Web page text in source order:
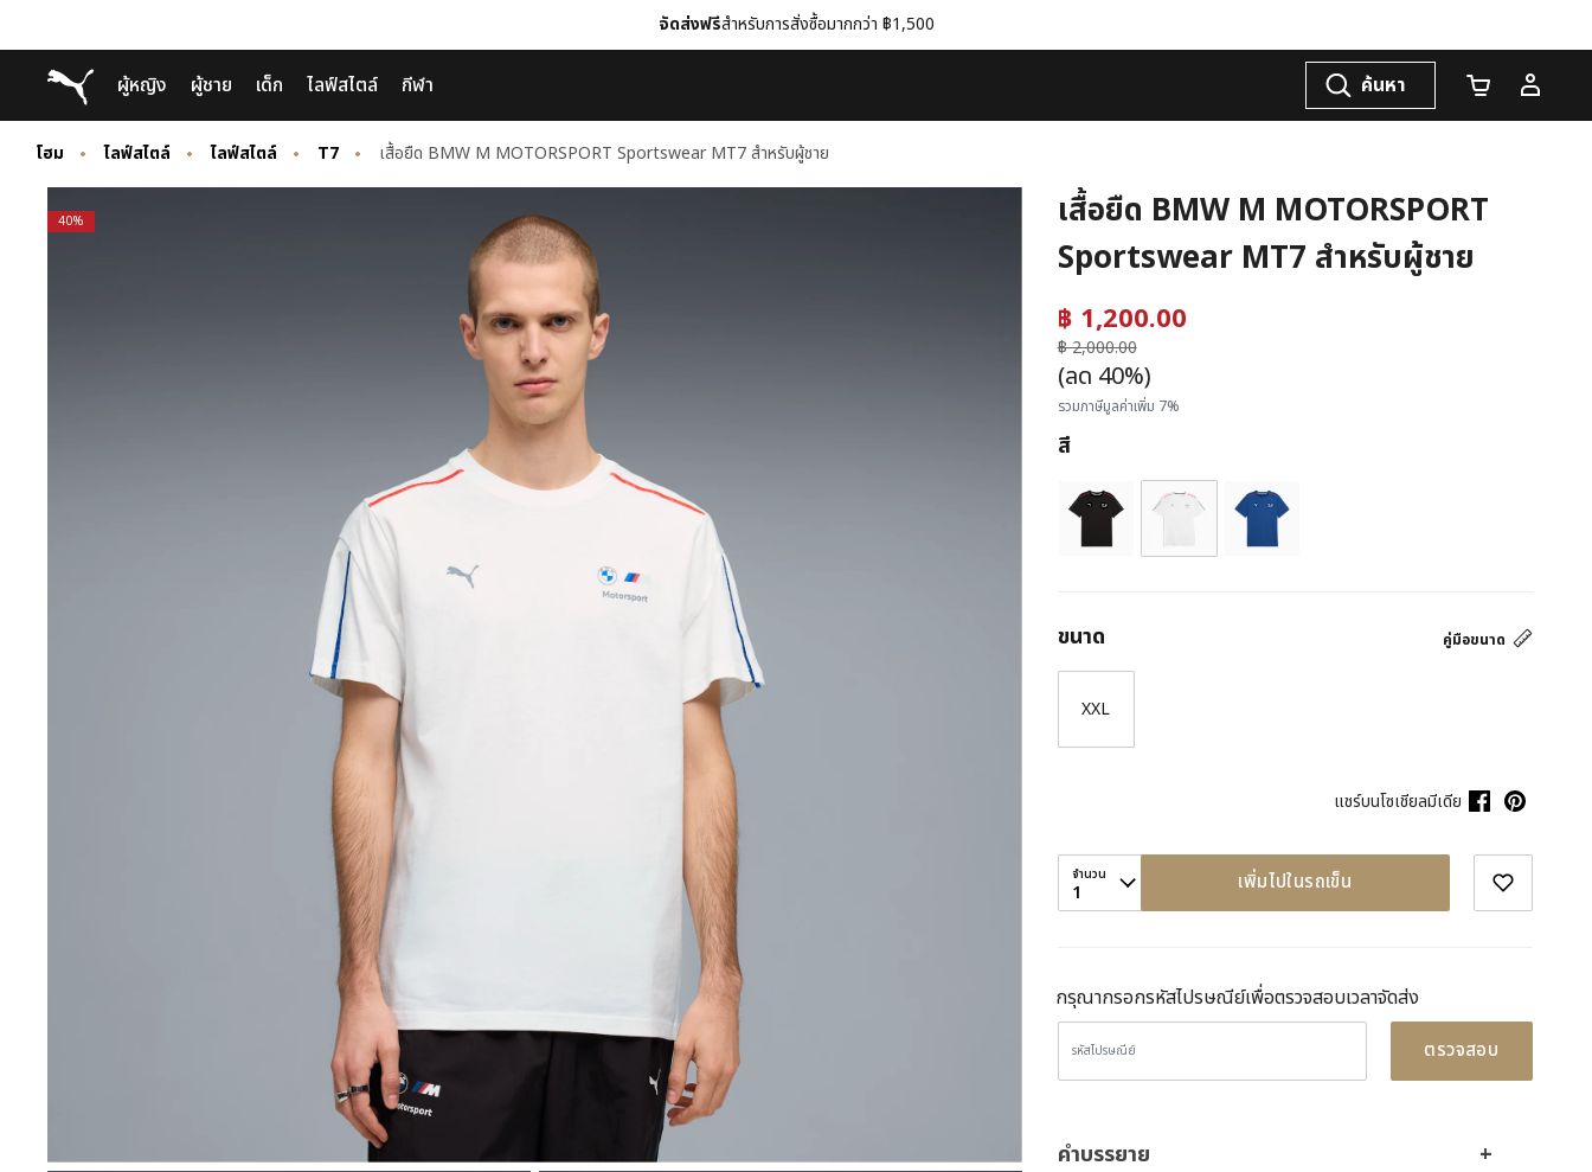
to
Main
content
to
Footer
Content
จัดส่งฟรีสำหรับการสั่งซื้อมากกว่า ฿1,500
Puma โฮม
ผู้หญิง ผู้ชาย เด็ก ไลฟ์สไตล์ กีฬา ค้นหา จำนวนรถเข็น
โฮม ไลฟ์สไตล์ ไลฟ์สไตล์ T7 เสื้อยืด BMW M MOTORSPORT Sportswear MT7 สำหรับผู้ชาย
40%
เสื้อยืด BMW M MOTORSPORT
Sportswear MT7 สำหรับผู้ชาย
฿ 1,200.00ราคาลดลงจาก
฿ 2,000.00
ถึง
(ลด 40%)
รวมภาษีมูลค่าเพิ่ม 7%
สี
คู่มือขนาด
ขนาด
XXL
แชร์บนโซเชียลมีเดีย
จำนวน
1 เพิ่มไปในรถเข็น
กรุณากรอกรหัสไปรษณีย์เพื่อตรวจสอบเวลาจัดส่ง
ตรวจสอบ
คำบรรยาย